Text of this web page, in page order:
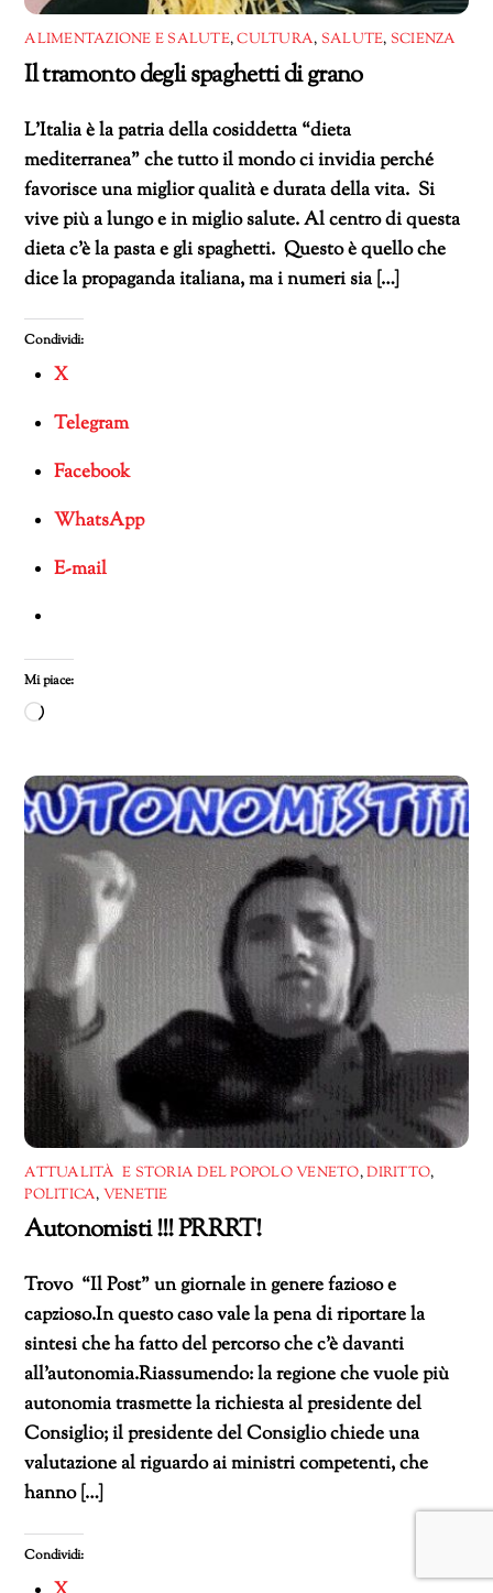
ALIMENTAZIONE E SALUTE,CULTURA, SALUTE, SCIENZA
Il tramonto degli spaghetti di grano
L’Italia è la patria della cosiddetta “dieta
mediterranea” che tutto il mondo ci invidia perché
favorisce una miglior qualità e durata della vita. Si
vive più a lungo e in miglio salute. Al centro di questa
dieta c’è la pasta e gli spaghetti. Questo è quello che
dice la propaganda italiana, ma i numeri sia […]
Condividi:
X
Telegram
Facebook
WhatsApp
E-mail
Mi piace:
Caricamento
corso…
ATTUALITÀ E STORIA DEL POPOLO VENETO,DIRITTO,
POLITICA, VENETIE
Autonomisti !!! PRRRT!
Trovo “Il Post” un giornale in genere fazioso e
capzioso.In questo caso vale la pena di riportare la
sintesi che ha fatto del percorso che c’è davanti
all’autonomia.Riassumendo: la regione che vuole più
autonomia trasmette la richiesta al presidente del
Consiglio; il presidente del Consiglio chiede una
valutazione al riguardo ai ministri competenti, che
hanno […]
Condividi: